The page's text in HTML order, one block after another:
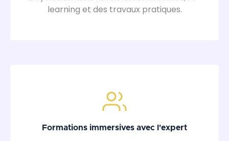
learning et des travaux pratiques.
Formations immersives avec l'expert